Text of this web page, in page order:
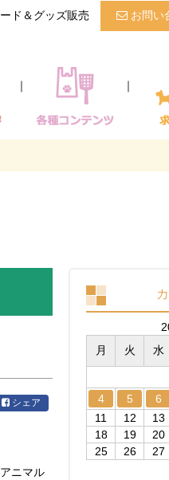
ド＆グッズ販売 お問い
｜ ｜
シェア
ニマル
月
火 水
4
5 6
11
12 13
18
19 20
25
26 27